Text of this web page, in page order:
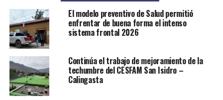
El modelo preventivo de Salud permitió
enfrentar de buena forma el intenso
sistema frontal 2026
Continúa el trabajo de mejoramiento de la
techumbre del CESFAM San Isidro –
Calingasta